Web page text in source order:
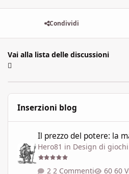
Condividi
Vai alla lista delle discussioni
Inserzioni blog
Il prezzo del potere: la
Hero81 in Design di giochi
2 Commenti 60